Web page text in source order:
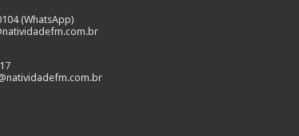
(WhatsApp)